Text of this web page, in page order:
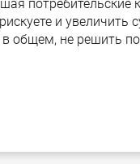
потребительские
и увеличить
в общем, не решить